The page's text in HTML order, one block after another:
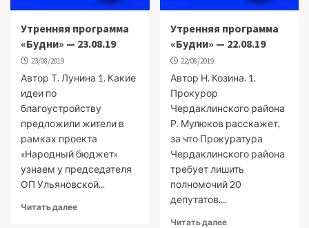
Утренняя программа
«Будни» — 23.08.19
23/08/2019
Автор Т. Лунина 1. Какие
идеи по
благоустройству
предложили жители в
рамках проекта
«Народный бюджет»
узнаем у председателя
ОП Ульяновской...
Читать далее
Утренняя программа
«Будни» — 22.08.19
22/08/2019
Автор Н. Козина. 1.
Прокурор
Чердаклинского района
Р. Мулюков расскажет,
за что Прокуратура
Чердаклинского района
требует лишить
полномочий 20
депутатов....
Читать далее